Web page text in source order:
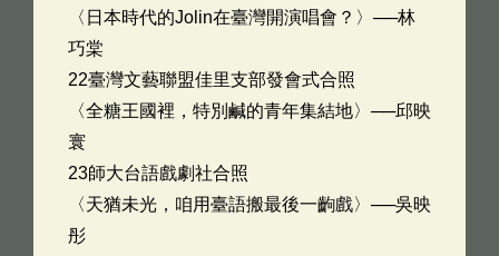
〈日本時代的Jolin在臺灣開演唱會？〉──林
巧棠
22臺灣文藝聯盟佳里支部發會式合照
〈全糖王國裡，特別鹹的青年集結地〉──邱映
寰
23師大台語戲劇社合照
〈天猶未光，咱用臺語搬最後一齣戲〉──吳映
彤